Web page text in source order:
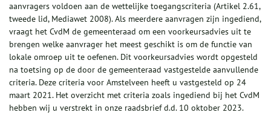
aanvragers voldoen aan de wettelijke toegangscriteria (Artikel 2.61,
tweede lid, Mediawet 2008). Als meerdere aanvragen zijn ingediend,
vraagt het CvdM de gemeenteraad om een voorkeursadvies uit te
brengen welke aanvrager het meest geschikt is om de functie van
lokale omroep uit te oefenen. Dit voorkeursadvies wordt opgesteld
na toetsing op de door de gemeenteraad vastgestelde aanvullende
criteria. Deze criteria voor Amstelveen heeft u vastgesteld op 24
maart 2021. Het overzicht met criteria zoals ingediend bij het CvdM
hebben wij u verstrekt in onze raadsbrief d.d. 10 oktober 2023.